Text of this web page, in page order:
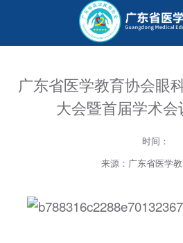
广东省医学教育协会眼
大会暨首届学术
时间：
来源：广东省医学